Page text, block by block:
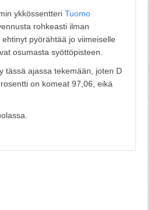
ykkössentteri Tuomo
rohkeasti ilman
pyörähtää jo viimeiselle
osumasta syöttöpisteen.
tässä ajassa tekemään, joten D
on komeat 97,06, eikä